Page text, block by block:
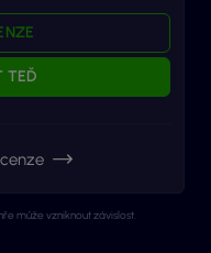
TEĎ
může vzniknout závislost.